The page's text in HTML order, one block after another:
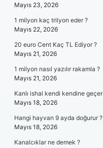
Mayıs 23, 2026
1 milyon kaç trilyon eder ?
Mayıs 22, 2026
20 euro Cent Kaç TL Ediyor ?
Mayıs 21, 2026
1 milyon nasıl yazılır rakamla ?
Mayıs 21, 2026
Kanlı ishal kendi kendine
Mayıs 18, 2026
Hangi hayvan 9 ayda doğurur ?
Mayıs 18, 2026
Kanalcıklar ne demek ?